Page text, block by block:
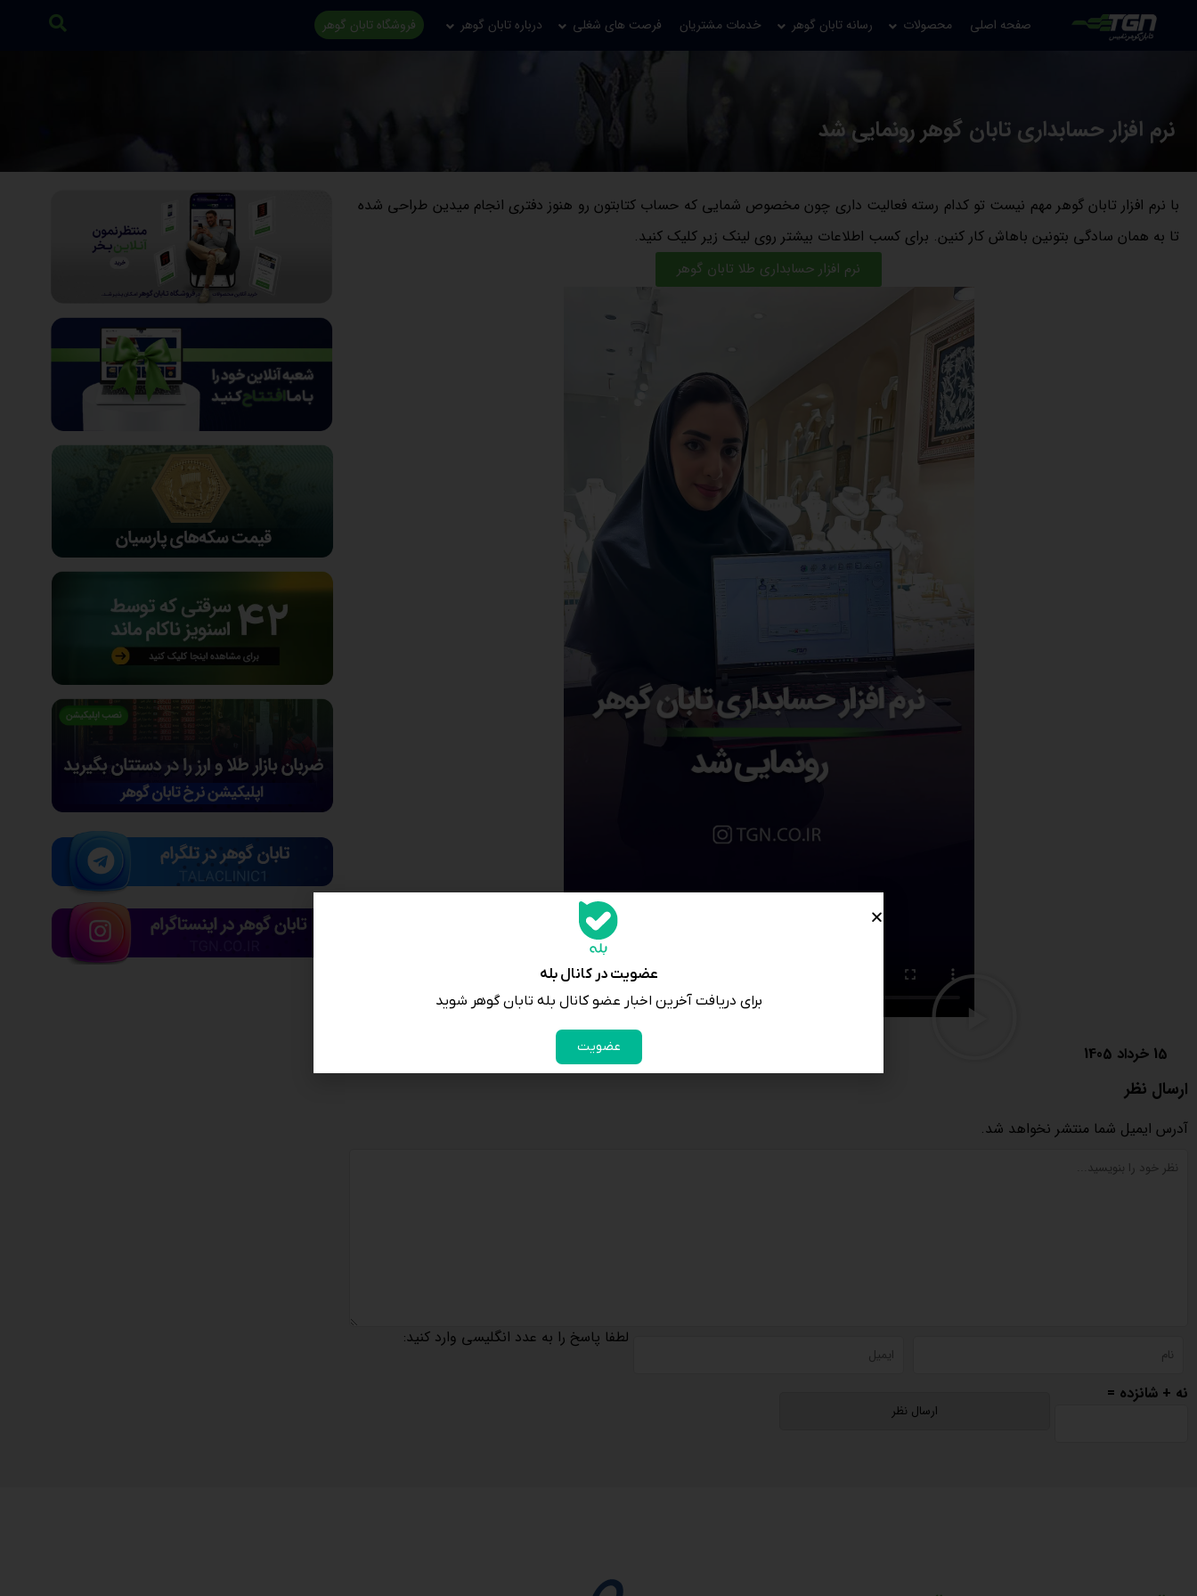
صفحه اصلی محصولات رسانه تابان گوهر خدمات مشتریان فرصت های شغلی درباره تابان گوهر فروشگاه تابان گوهر
نرم افزار حسابداری تابان گوهر رونمایی شد
با نرم افزار تابان گوهر مهم نیست تو کدام رسته فعالیت داری چون مخصوص شمایی که حساب کتابتون رو هنوز دفتری انجام میدین طراحی شده
تا به همان سادگی بتونین باهاش کار کنین. برای کسب اطلاعات بیشتر روی لینک زیر کلیک کنید.
نرم افزار حسابداری طلا تابان گوهر
15 خرداد 1405
ارسال نظر
آدرس ایمیل شما منتشر نخواهد شد.
لطفا پاسخ را به عدد انگلیسی وارد کنید:
نه + شانزده =
عضویت در کانال بله
برای دریافت آخرین اخبار عضو کانال بله تابان گوهر شوید
عضویت